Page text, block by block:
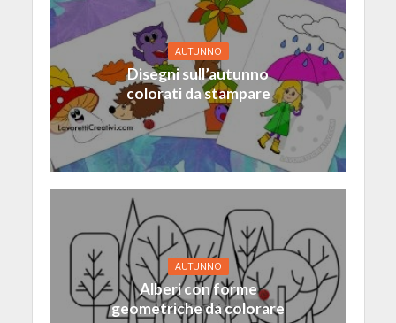
AUTUNNO
Disegni sull’autunno
colorati da stampare
AUTUNNO
Alberi con forme
geometriche da colorare